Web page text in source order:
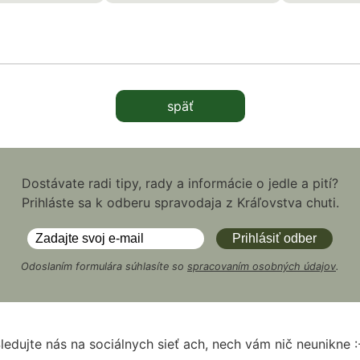
späť
Dostávate radi tipy, rady a informácie o jedle a pití?
Prihláste sa k odberu spravodaja z Kráľovstva chuti.
Odoslaním formulára súhlasíte so spracovaním osobných údajov.
nás na sociálnych sieť ach, nech vám nič neunikne